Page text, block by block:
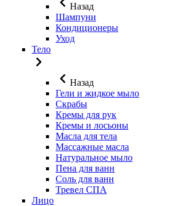
Назад
Шампуни
Кондиционеры
Уход
Тело
Назад
Гели и жидкое мыло
Скрабы
Кремы для рук
Кремы и лосьоны
Масла для тела
Массажные масла
Натуральное мыло
Пена для ванн
Соль для ванн
Тревел СПА
Лицо